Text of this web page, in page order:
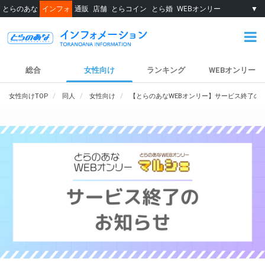
とらのあな インフォ 通販 店舗 とらコイン とら婚 WEBオンリー ▼
総合 女性向け ランキング WEBオンリー
女性向けTOP 同人 女性向け 【とらのあなWEBオンリー】サービス終了の